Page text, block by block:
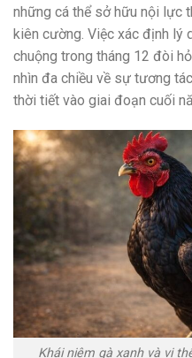
những cá thể sở hữu nội lực
kiên cường. Việc xác định lý
chuộng trong tháng 12 đòi
nhìn đa chiều về sự tương
thời tiết vào giai đoạn cuối
Khái niệm gà xanh và vị